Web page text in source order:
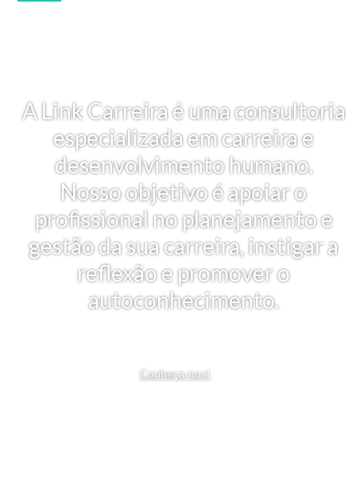
A Link Carreira é uma consultoria
especializada em carreira e
desenvolvimento humano.
Nosso objetivo é apoiar o
profissional no planejamento e
gestão da sua carreira, instigar a
reflexão e promover o
autoconhecimento.
Conheça-nos!